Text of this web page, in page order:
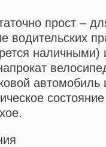
прост –
водительских